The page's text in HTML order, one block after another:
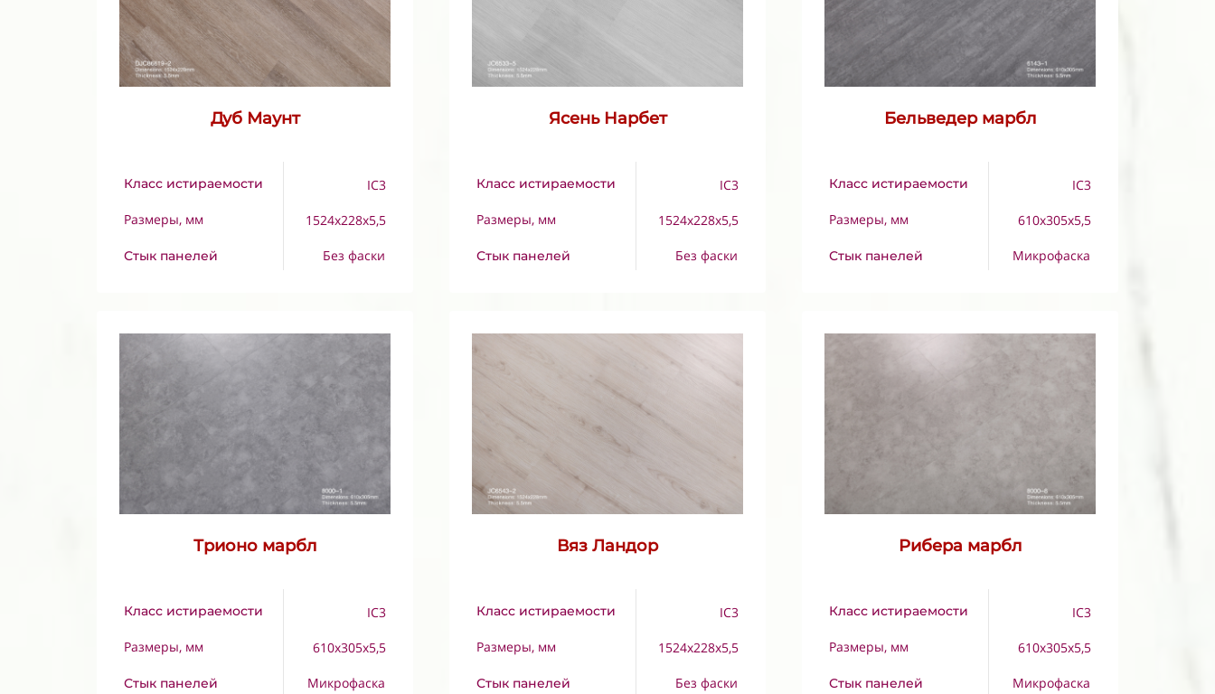
Дуб Маунт
Класс истираемости
Размеры, мм
Стык панелей
IC3
1524x228x5,5
Без фаски
Ясень Нарбет
Класс истираемости
Размеры, мм
Стык панелей
IC3
1524x228x5,5
Без фаски
Бельведер марбл
Класс истираемости
Размеры, мм
Стык панелей
IC3
610x305x5,5
Микрофаска
Трионо марбл
Класс истираемости
Размеры, мм
Стык панелей
IC3
610x305x5,5
Микрофаска
Вяз Ландор
Класс истираемости
Размеры, мм
Стык панелей
IC3
1524x228x5,5
Без фаски
Рибера марбл
Класс истираемости
Размеры, мм
Стык панелей
IC3
610x305x5,5
Микрофаска